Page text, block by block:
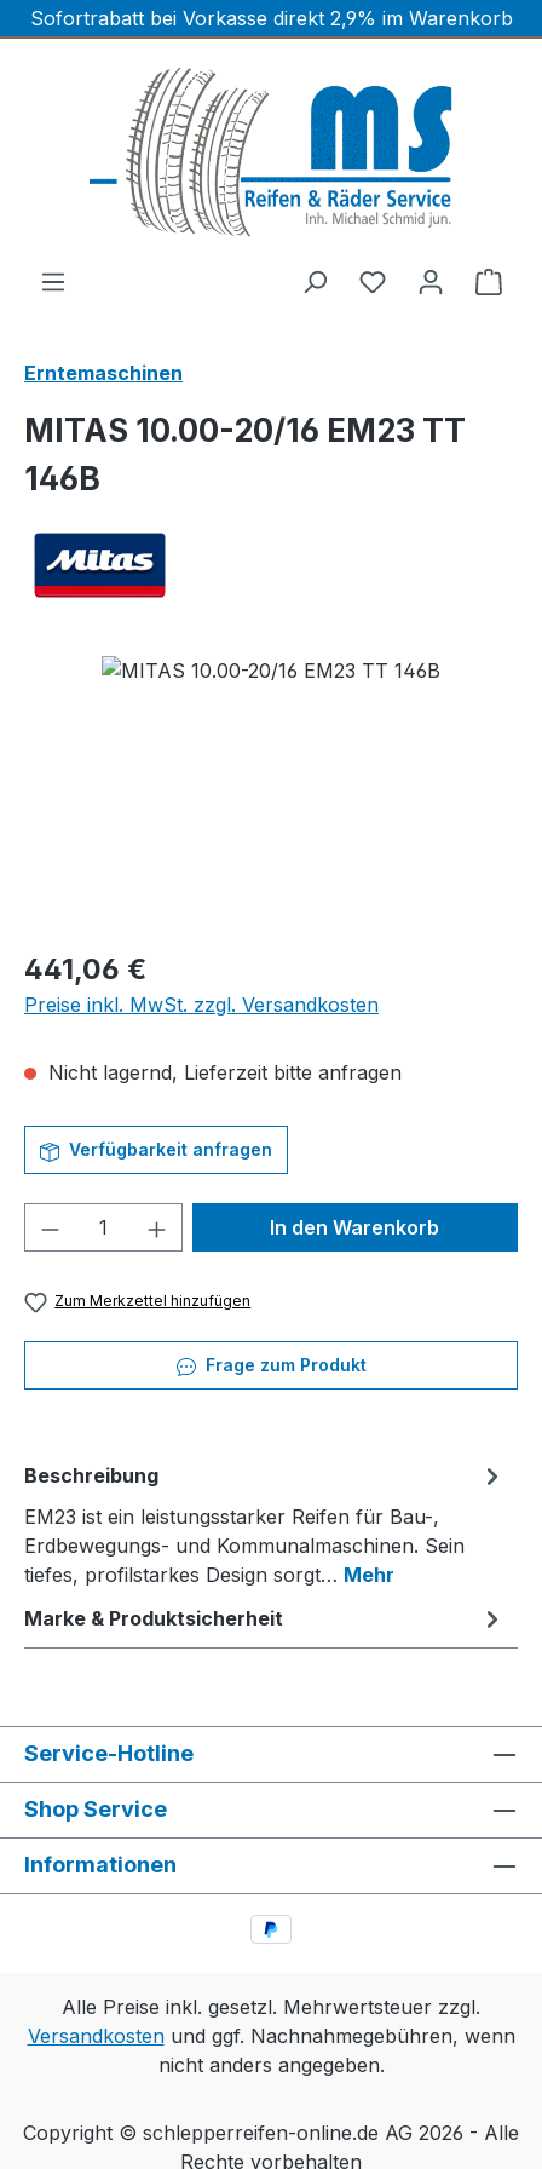
Zum Hauptinhalt springen
Sofortrabatt bei Vorkasse direkt 2,9% im Warenkorb
Erntemaschinen
MITAS 10.00-20/16 EM23 TT
146B
Bildergalerie überspringen
Regulärer Preis:
441,06 €
Preise inkl. MwSt. zzgl. Versandkosten
Nicht lagernd, Lieferzeit bitte anfragen
Verfügbarkeit anfragen
Produkt Anzahl: Gib denIn den Warenkorb
Zum Merkzettel hinzufügen
Frage zum Produkt
Beschreibung
EM23 ist ein leistungsstarker Reifen für Bau-,
Erdbewegungs- und Kommunalmaschinen. Sein
tiefes, profilstarkes Design sorgt… Mehr
Marke & Produktsicherheit
Service-Hotline
Shop Service
Informationen
Alle Preise inkl. gesetzl. Mehrwertsteuer zzgl.
Versandkostenund ggf. Nachnahmegebühren, wenn
nicht anders angegeben.
Copyright © schlepperreifen-online.de AG 2026 - Alle
Rechte vorbehalten